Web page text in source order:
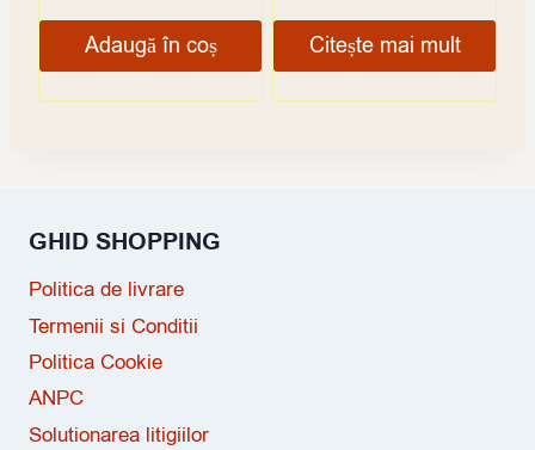
Adaugă în coș Citește mai mult
GHID SHOPPING
Politica de livrare
Termenii si Conditii
Politica Cookie
ANPC
Solutionarea litigiilor